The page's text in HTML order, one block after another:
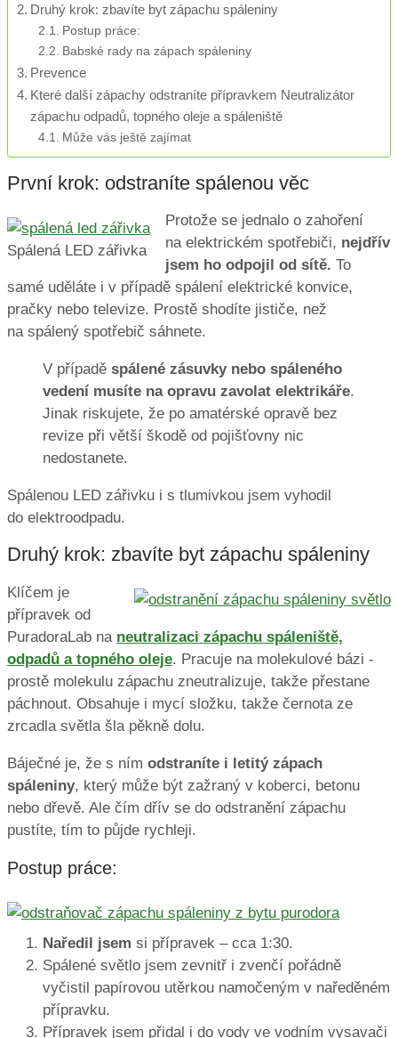
Druhý krok: zbavíte byt zápachu spáleniny
Postup práce:
Babské rady na zápach spáleniny
Prevence
Které další zápachy odstraníte přípravkem Neutralizátor
zápachu odpadů, topného oleje a spáleniště
Může vás ještě zajímat
První krok: odstraníte spálenou věc
Spálená LED zářivka
Protože se jednalo o zahoření
na elektrickém spotřebiči, nejdřív
jsem ho odpojil od sítě. To
samé uděláte i v případě spálení elektrické konvice,
pračky nebo televize. Prostě shodíte jističe, než
na spálený spotřebič sáhnete.
V případě spálené zásuvky nebo spáleného
vedení musíte na opravu zavolat elektrikáře.
Jinak riskujete, že po amatérské opravě bez
revize při větší škodě od pojišťovny nic
nedostanete.
Spálenou LED zářivku i s tlumivkou jsem vyhodil
do elektroodpadu.
Druhý krok: zbavíte byt zápachu spáleniny
Klíčem je
přípravek od
PuradoraLab na neutralizaci zápachu spáleniště,
odpadů a topného oleje. Pracuje na molekulové bázi -
prostě molekulu zápachu zneutralizuje, takže přestane
páchnout. Obsahuje i mycí složku, takže černota ze
zrcadla světla šla pěkně dolu.
Báječné je, že s ním odstraníte i letitý zápach
spáleniny, který může být zažraný v koberci, betonu
nebo dřevě. Ale čím dřív se do odstranění zápachu
pustíte, tím to půjde rychleji.
Postup práce:
Naředil jsem si přípravek – cca 1:30.
Spálené světlo jsem zevnitř i zvenčí pořádně
vyčistil papírovou utěrkou namočeným v naředěném
přípravku.
Přípravek jsem přidal i do vody ve vodním vysavači